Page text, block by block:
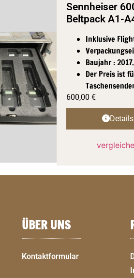
Sennheiser
Beltpack A1-
Inklusive
Baujahr : 2017.
Der Preis ist
600,00 €
Details
ÜBER UNS
Kontaktformular